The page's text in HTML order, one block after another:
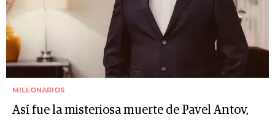
MILLONARIOS
Así fue la misteriosa muerte de Pavel Antov,